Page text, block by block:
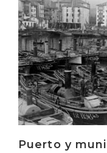
Puerto y